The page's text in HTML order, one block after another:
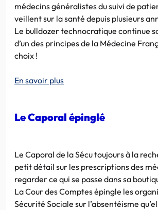
médecins généralistes du suivi de
veillent sur la santé depuis plusieurs
Le bulldozer technocratique continue
d’un des principes de la Médecine
choix !
En savoir plus
Le Caporal épinglé
Le Caporal de la Sécu toujours à la
petit détail sur les prescriptions des
regarder ce qui se passe dans sa
La Cour des Comptes épingle les
Sécurité Sociale sur l’absentéisme